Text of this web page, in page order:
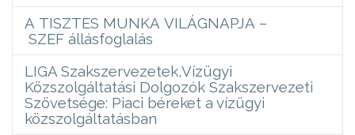
A TISZTES MUNKA VILÁGNAPJA –
SZEF állásfoglalás
LIGA Szakszervezetek,Vízügyi
Közszolgáltatási Dolgozók Szakszervezeti
Szövetsége: Piaci béreket a vízügyi
közszolgáltatásban